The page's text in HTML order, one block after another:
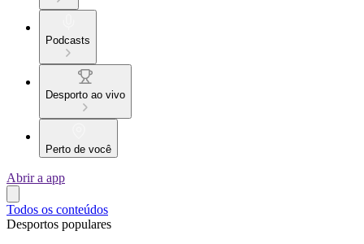
Podcasts
Desporto ao vivo
Perto de você
Abrir a app
Todos os conteúdos
Desportos populares